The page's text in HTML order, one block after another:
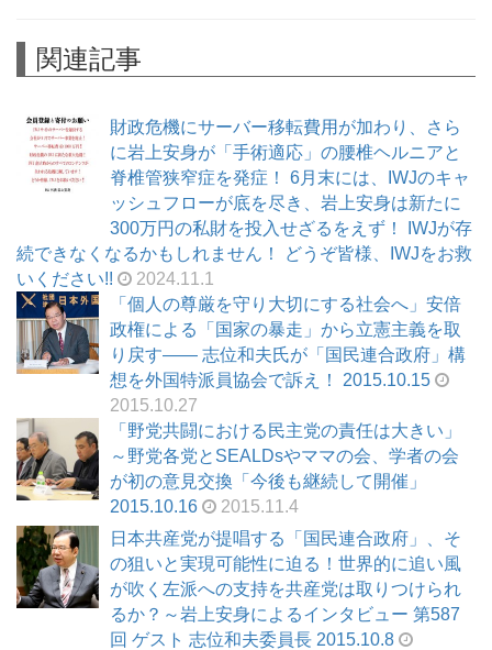
関連記事
財政危機にサーバー移転費用が加わり、さら
に岩上安身が「手術適応」の腰椎ヘルニアと
脊椎管狭窄症を発症！ 6月末には、IWJのキャ
ッシュフローが底を尽き、岩上安身は新たに
300万円の私財を投入せざるをえず！ IWJが存
続できなくなるかもしれません！ どうぞ皆様、IWJをお救
いください!!
2024.11.1
「個人の尊厳を守り大切にする社会へ」安倍
政権による「国家の暴走」から立憲主義を取
り戻す—— 志位和夫氏が「国民連合政府」構
想を外国特派員協会で訴え！ 2015.10.15
2015.10.27
「野党共闘における民主党の責任は大きい」
～野党各党とSEALDsやママの会、学者の会
が初の意見交換「今後も継続して開催」
2015.10.16
2015.11.4
日本共産党が提唱する「国民連合政府」、そ
の狙いと実現可能性に迫る！世界的に追い風
が吹く左派への支持を共産党は取りつけられ
るか？～岩上安身によるインタビュー 第587
回 ゲスト 志位和夫委員長 2015.10.8